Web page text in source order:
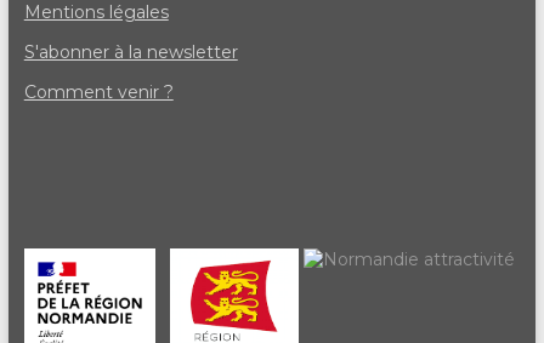
Mentions légales
S'abonner à la newsletter
Comment venir ?